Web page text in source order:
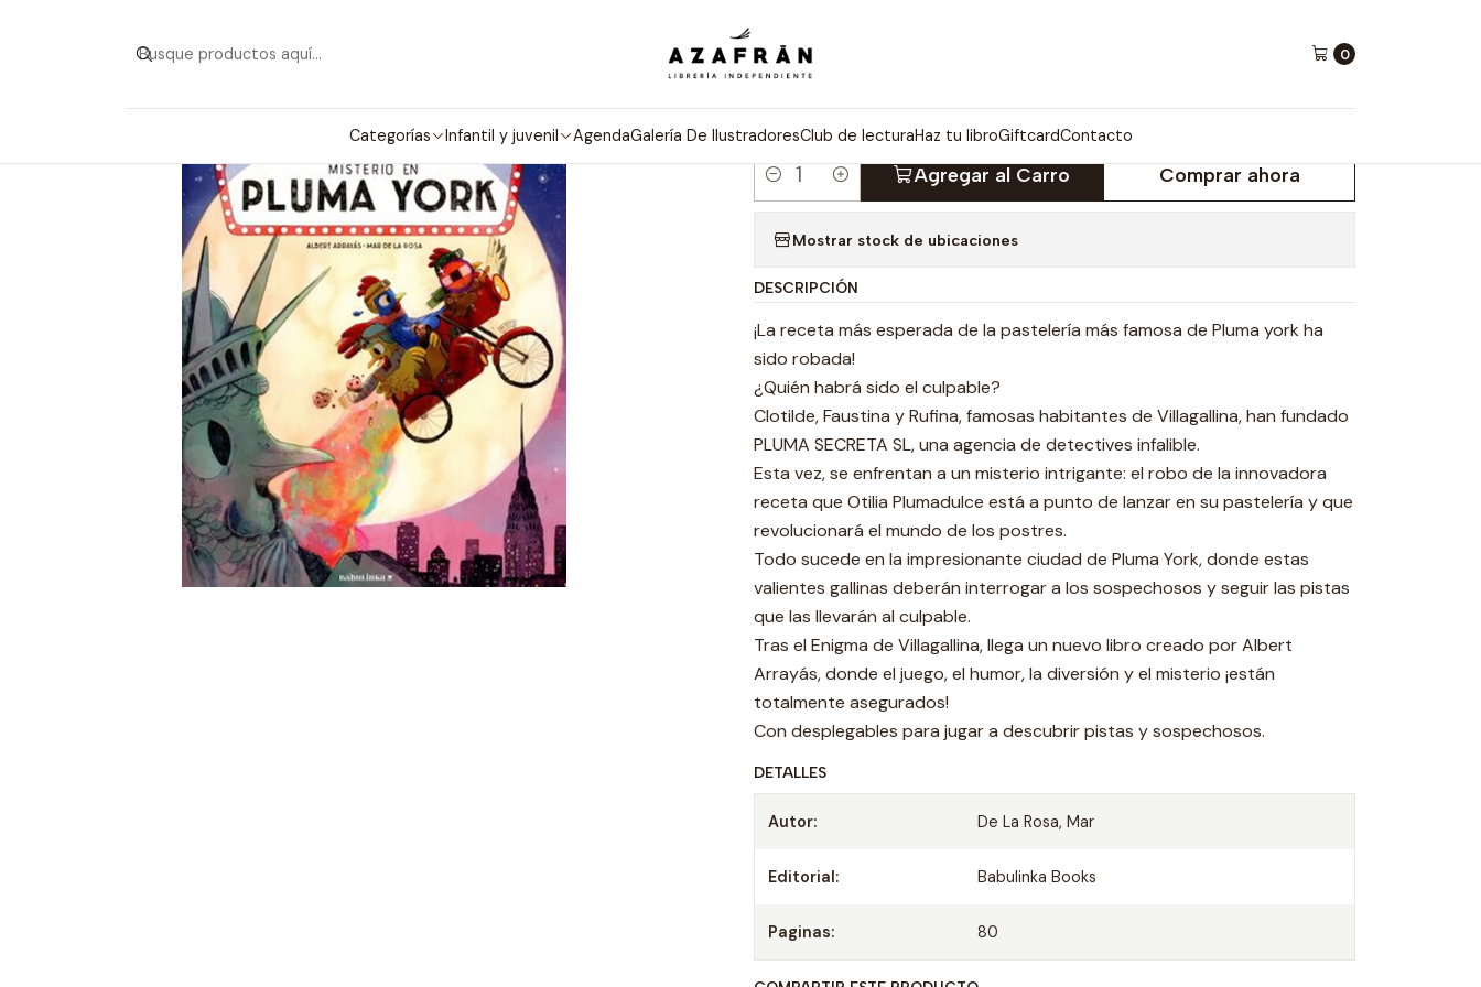
0
Categorías Infantil y juvenil AgendaGalería De IlustradoresClub de lecturaHaz tu libroGiftcardContacto
Infantil
MISTERIO EN PLUMA YORK
Cantidad
Agregar al Carro Comprar ahora
Mostrar stock de ubicaciones
DESCRIPCIÓN
¡La receta más esperada de la pastelería más famosa de Pluma york ha
sido robada!
¿Quién habrá sido el culpable?
Clotilde, Faustina y Rufina, famosas habitantes de Villagallina, han fundado
PLUMA SECRETA SL, una agencia de detectives infalible.
Esta vez, se enfrentan a un misterio intrigante: el robo de la innovadora
receta que Otilia Plumadulce está a punto de lanzar en su pastelería y que
revolucionará el mundo de los postres.
Todo sucede en la impresionante ciudad de Pluma York, donde estas
valientes gallinas deberán interrogar a los sospechosos y seguir las pistas
que las llevarán al culpable.
Tras el Enigma de Villagallina, llega un nuevo libro creado por Albert
Arrayás, donde el juego, el humor, la diversión y el misterio ¡están
totalmente asegurados!
Con desplegables para jugar a descubrir pistas y sospechosos.
DETALLES
Autor: De La Rosa, Mar
Editorial: Babulinka Books
Paginas: 80